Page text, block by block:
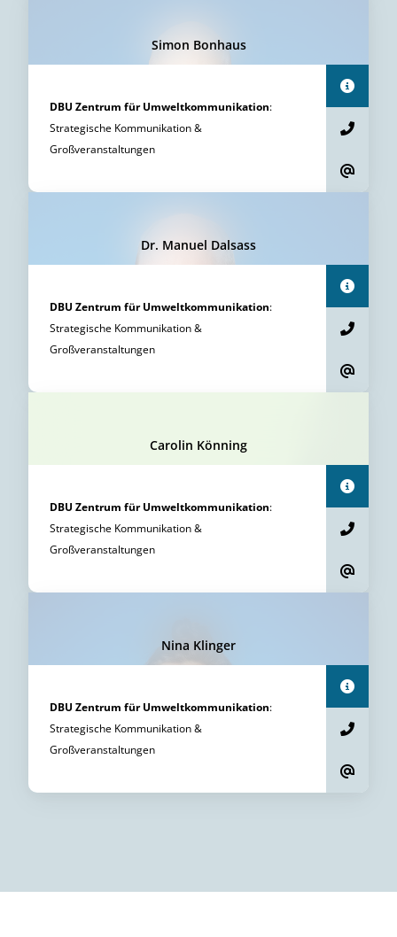
Simon Bonhaus
DBU Zentrum für Umweltkommunikation:
Strategische Kommunikation &
Großveranstaltungen
Dr. Manuel Dalsass
DBU Zentrum für Umweltkommunikation:
Strategische Kommunikation &
Großveranstaltungen
Carolin Könning
DBU Zentrum für Umweltkommunikation:
Strategische Kommunikation &
Großveranstaltungen
Nina Klinger
DBU Zentrum für Umweltkommunikation:
Strategische Kommunikation &
Großveranstaltungen